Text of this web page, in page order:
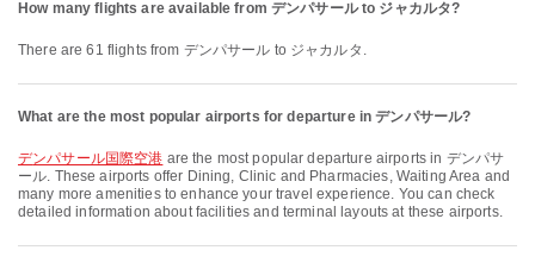
How many flights are available from デンパサール to ジャカルタ?
There are 61 flights from デンパサール to ジャカルタ.
What are the most popular airports for departure in デンパサール?
デンパサール国際空港 are the most popular departure airports in デンパサ
ール. These airports offer Dining, Clinic and Pharmacies, Waiting Area and
many more amenities to enhance your travel experience. You can check
detailed information about facilities and terminal layouts at these airports.